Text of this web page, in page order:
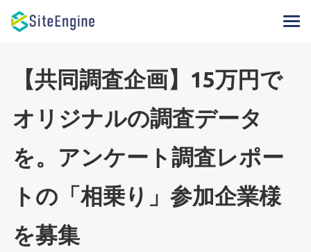
【共同調査企画】15万円で
オリジナルの調査データ
を。アンケート調査レポー
トの「相乗り」参加企業様
を募集